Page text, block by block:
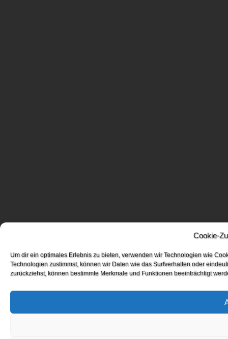
Cookie-
Um dir ein optimales Erlebnis zu bieten, verwenden wir Technologien wie
Technologien zustimmst, können wir Daten wie das Surfverhalten oder
zurückziehst, können bestimmte Merkmale und Funktionen beeinträchtigt